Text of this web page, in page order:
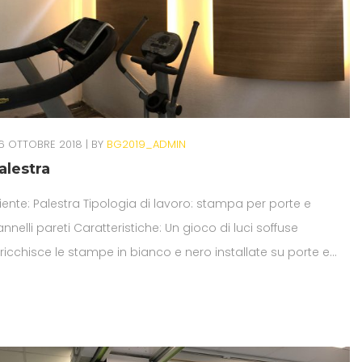
OTTOBRE 2018 BY BG2019_ADMIN
Palestra Tipologia di lavoro: stampa per porte e
pareti Caratteristiche: Un gioco di luci soffuse
le stampe in bianco e nero installate su porte e